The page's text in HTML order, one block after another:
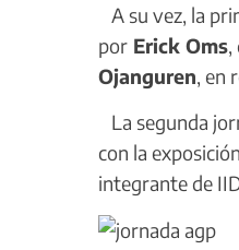
A su vez, la
por Erick Oms,
Ojanguren, en
La segunda
con la
integrante de